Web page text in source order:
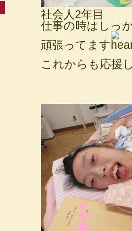
社会人2年目
仕事の時はしっ
頑張ってます
これからも応援